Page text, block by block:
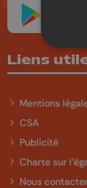
Liens
Mentions
CSA
Publicité
Charte sur
Nous